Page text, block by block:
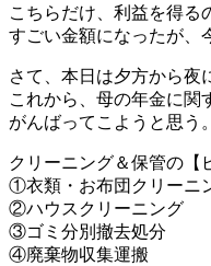
こちらだけ、利益を得る
すごい金額になったが、
さて、本日は夕方から夜
これから、母の年金に関
がんばってこようと思う。
クリーニング＆保管の【
①衣類・お布団クリーニ
②ハウスクリーニング
③ゴミ分別撤去処分
④廃棄物収集運搬